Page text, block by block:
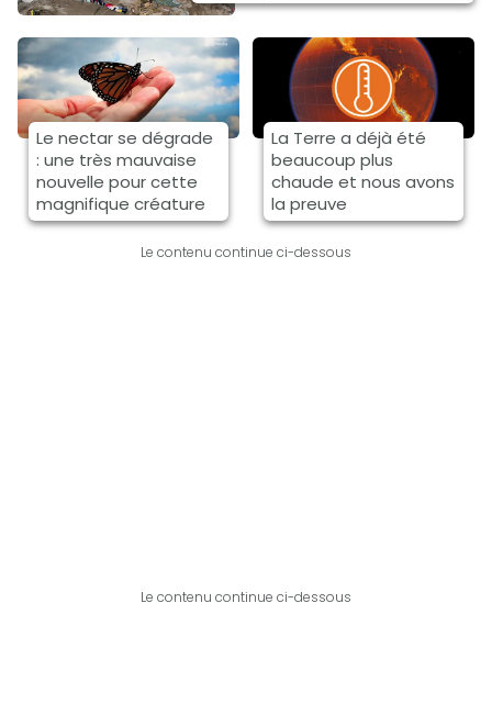
Le nectar se dégrade
: une très mauvaise
nouvelle pour cette
magnifique créature
La Terre a déjà été
beaucoup plus
chaude et nous avons
la preuve
Le contenu continue ci-dessous
Le contenu continue ci-dessous